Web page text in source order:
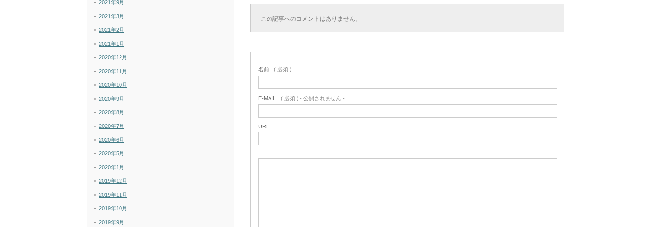
この記事へのコメントはありません。
名前 ( 必須 )
E-MAIL ( 必須 ) - 公開されません -
URL
2021年9月
2021年3月
2021年2月
2021年1月
2020年12月
2020年11月
2020年10月
2020年9月
2020年8月
2020年7月
2020年6月
2020年5月
2020年1月
2019年12月
2019年11月
2019年10月
2019年9月